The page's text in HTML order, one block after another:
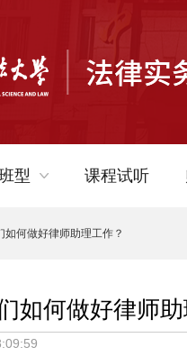
型
律师助理课程
业法务专员课程
课程试听
如何做好律师助理工作？
如何做好律师助